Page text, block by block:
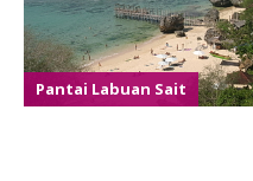
Pantai Labuan Sait